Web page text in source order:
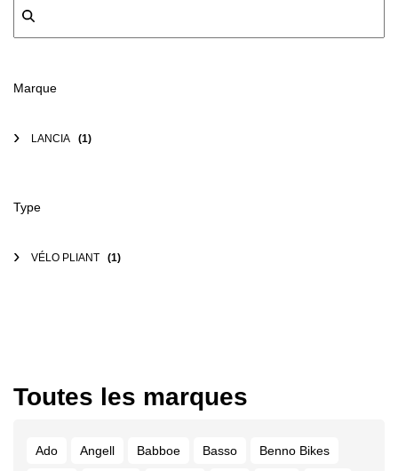
Marque
LANCIA (1)
Type
VÉLO PLIANT (1)
Toutes les marques
Ado Angell Babboe Basso Benno Bikes